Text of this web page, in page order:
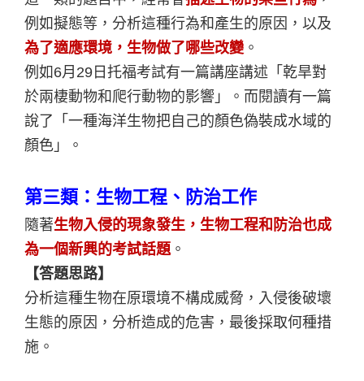
例如擬態等，分析這種行為和產生的原因，以及
為了適應環境，生物做了哪些改變 。
例如6月29日托福考試有一篇講座講述「乾旱對
於兩棲動物和爬行動物的影響」。而閱讀有一篇
說了「一種海洋生物把自己的顏色偽裝成水域的
顏色」。
第三類：生物工程、防治工作
隨著生物入侵的現象發生，生物工程和防治也成
為一個新興的考試話題。
【答題思路】
分析這種生物在原環境不構成威脅，入侵後破壞
生態的原因，分析造成的危害，最後採取何種措
施。